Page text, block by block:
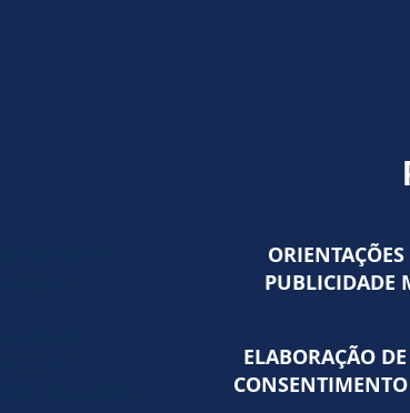
ORIENTAÇÕES
PUBLICIDADE
ELABORAÇÃO
CONSENTIMENTO